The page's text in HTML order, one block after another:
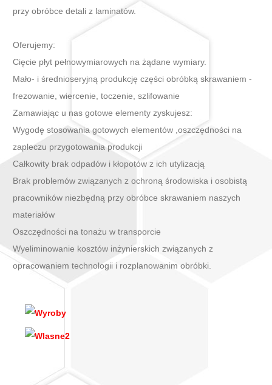
przy obróbce detali z laminatów.
Oferujemy:
Cięcie płyt pełnowymiarowych na żądane wymiary.
Mało- i średnioseryjną produkcję części obróbką skrawaniem -
frezowanie, wiercenie, toczenie, szlifowanie
Zamawiając u nas gotowe elementy zyskujesz:
Wygodę stosowania gotowych elementów ,oszczędności na
zapleczu przygotowania produkcji
Całkowity brak odpadów i kłopotów z ich utylizacją
Brak problemów związanych z ochroną środowiska i osobistą
pracowników niezbędną przy obróbce skrawaniem naszych
materiałów
Oszczędności na tonażu w transporcie
Wyeliminowanie kosztów inżynierskich związanych z
opracowaniem technologii i rozplanowanim obróbki.